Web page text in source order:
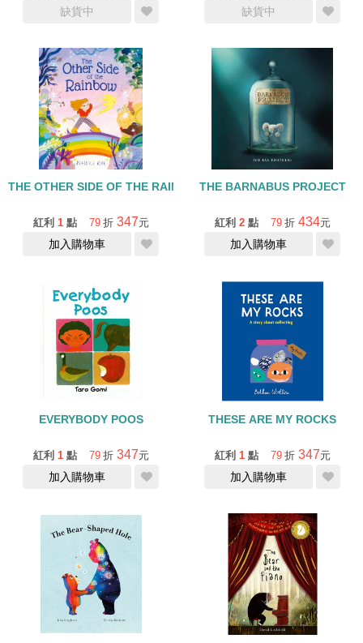
缺貨中 缺貨中
THE OTHER SIDE OF THE RAINBOW
紅利 1 點 79 折 347元
加入購物車
THE BARNABUS PROJECT
紅利 2 點 79 折 434元
加入購物車
EVERYBODY POOS
紅利 1 點 79 折 347元
加入購物車
THESE ARE MY ROCKS
紅利 1 點 79 折 347元
加入購物車